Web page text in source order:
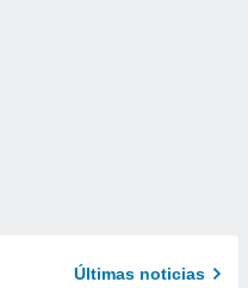
Últimas noticias